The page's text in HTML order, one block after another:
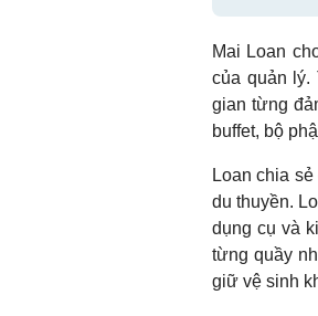
Mai Loan
của quản lý.
gian từng
buffet, bộ
Loan chia
du thuyền.
dụng cụ và
từng quầy
giữ vệ sinh